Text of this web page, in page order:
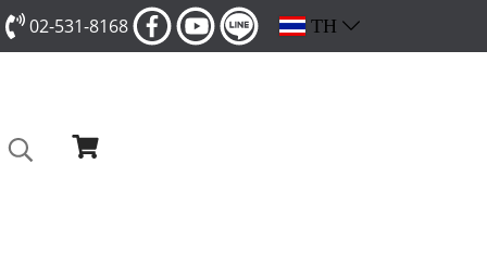
02-531-8168 TH